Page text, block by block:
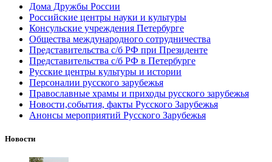
Дома Дружбы России
Российские центры науки и культуры
Консульские учреждения Петербурге
Общества международного сотрудничества
Представительства с/б РФ при Президенте
Представительства с/б РФ в Петербурге
Русские центры культуры и истории
Персоналии русского зарубежья
Православные храмы и приходы русского зарубежья
Новости,события, факты Русского Зарубежья
Анонсы мероприятий Русского Зарубежья
Новости